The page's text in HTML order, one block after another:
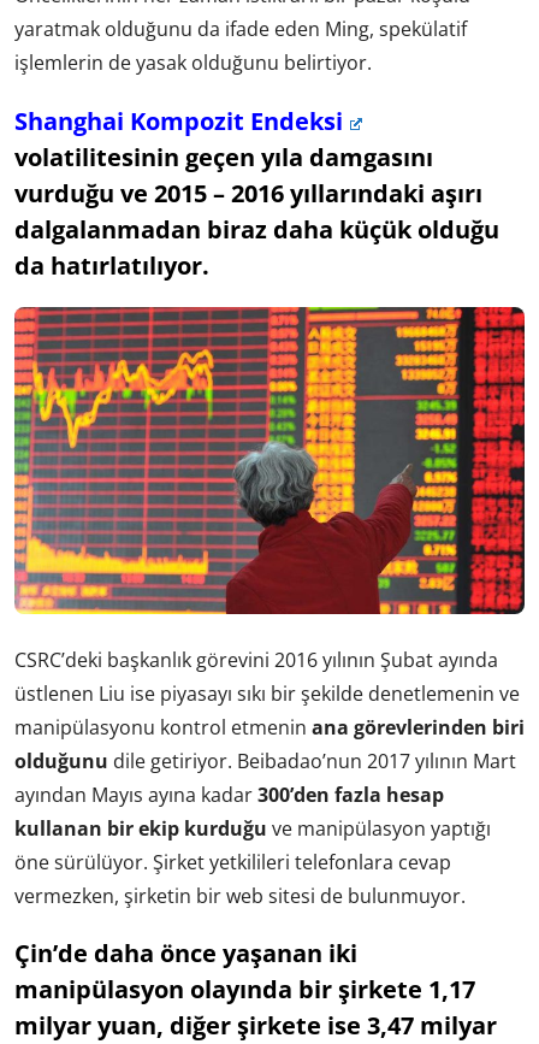
yaratmak olduğunu da ifade eden Ming, spekülatif
işlemlerin de yasak olduğunu belirtiyor.
Shanghai Kompozit Endeksi
volatilitesinin geçen yıla damgasını
vurduğu ve 2015 – 2016 yıllarındaki aşırı
dalgalanmadan biraz daha küçük olduğu
da hatırlatılıyor.
CSRC’deki başkanlık görevini 2016 yılının Şubat ayında
üstlenen Liu ise piyasayı sıkı bir şekilde denetlemenin ve
manipülasyonu kontrol etmenin ana görevlerinden biri
olduğunu dile getiriyor. Beibadao’nun 2017 yılının Mart
ayından Mayıs ayına kadar300’den fazla hesap
kullanan bir ekip kurduğu ve manipülasyon yaptığı
öne sürülüyor. Şirket yetkilileri telefonlara cevap
vermezken, şirketin bir web sitesi de bulunmuyor.
Çin’de daha önce yaşanan iki
manipülasyon olayında bir şirkete 1,17
milyar yuan, diğer şirkete ise 3,47 milyar